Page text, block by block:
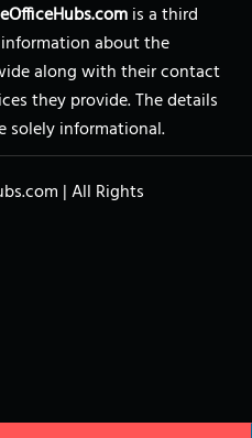
is a third
about the
along with their contact
they provide. The details
solely informational.
|All Rights